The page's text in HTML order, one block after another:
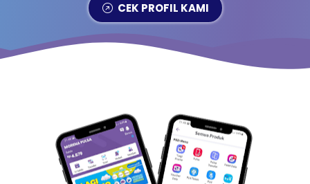
CEK PROFIL KAMI